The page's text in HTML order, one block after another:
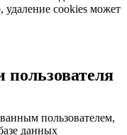
cookies может
пользователем,
данных